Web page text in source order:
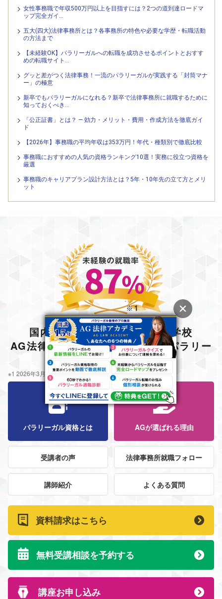
女性事務職で年収500万円以上を目指すには？2つの道到達ロードマ
ップ完全ガイ…
五大(四大)法律事務所とは？各事務所の特色や必要な学歴・転職活動
の方法まで
【未経験OK】パラリーガルへの転職を成功させるポイントとおすす
めの転職サイト…
グッと差がつく法律事務！一流のパラリーガルが実践する「封筒マナ
ー」の極意
新卒でもパラリーガルになれる？新卒で法律事務所に就職するために
知っておくべき…
「公正証書」とは？ — 効力・メリット・費用・作成方法を徹底ガイ
ド
【2026年】事務職の平均年収は353万円！年代・種類別で徹底比較
事務職におすすめの人気の資格ランキング10選！実務に役立つ資格を
厳選
事務職のキャリアプラン設計方法とは？5年・10年先の立て方とメリ
ット
※1 2026年3月現在、就職対策利用者比
国内唯一のパラリーガル専門学校
AG法律アカデミーで未経験からパラリー
ガルに
パラリーガル資格とは AGが選ばれる理由
受講者の声 法律事務所就職フォロー
講師紹介 よくある質問
資料請求はこちら
無料受講相談を予約する
講座お申し込み